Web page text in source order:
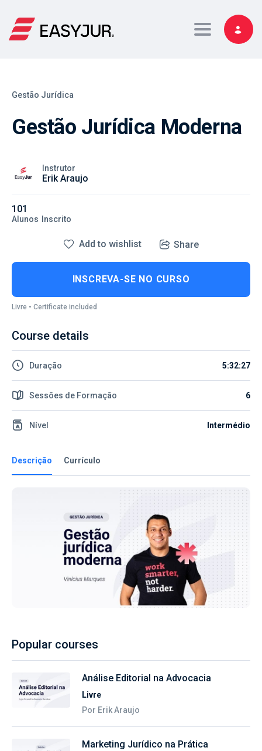
Toggle
Gestão Jurídica
Gestão Jurídica Moderna
Instrutor
Erik Araujo
101
Alunos Inscrito
Descrição Currículo
Add to wishlist Share
INSCREVA-SE NO CURSO
Livre • Certificate included
Course details
Duração 5:32:27
Sessões de Formação 6
Nível Intermédio
Popular courses
Análise Editorial na Advocacia
Livre
Por Erik Araujo
Marketing Jurídico na Prática